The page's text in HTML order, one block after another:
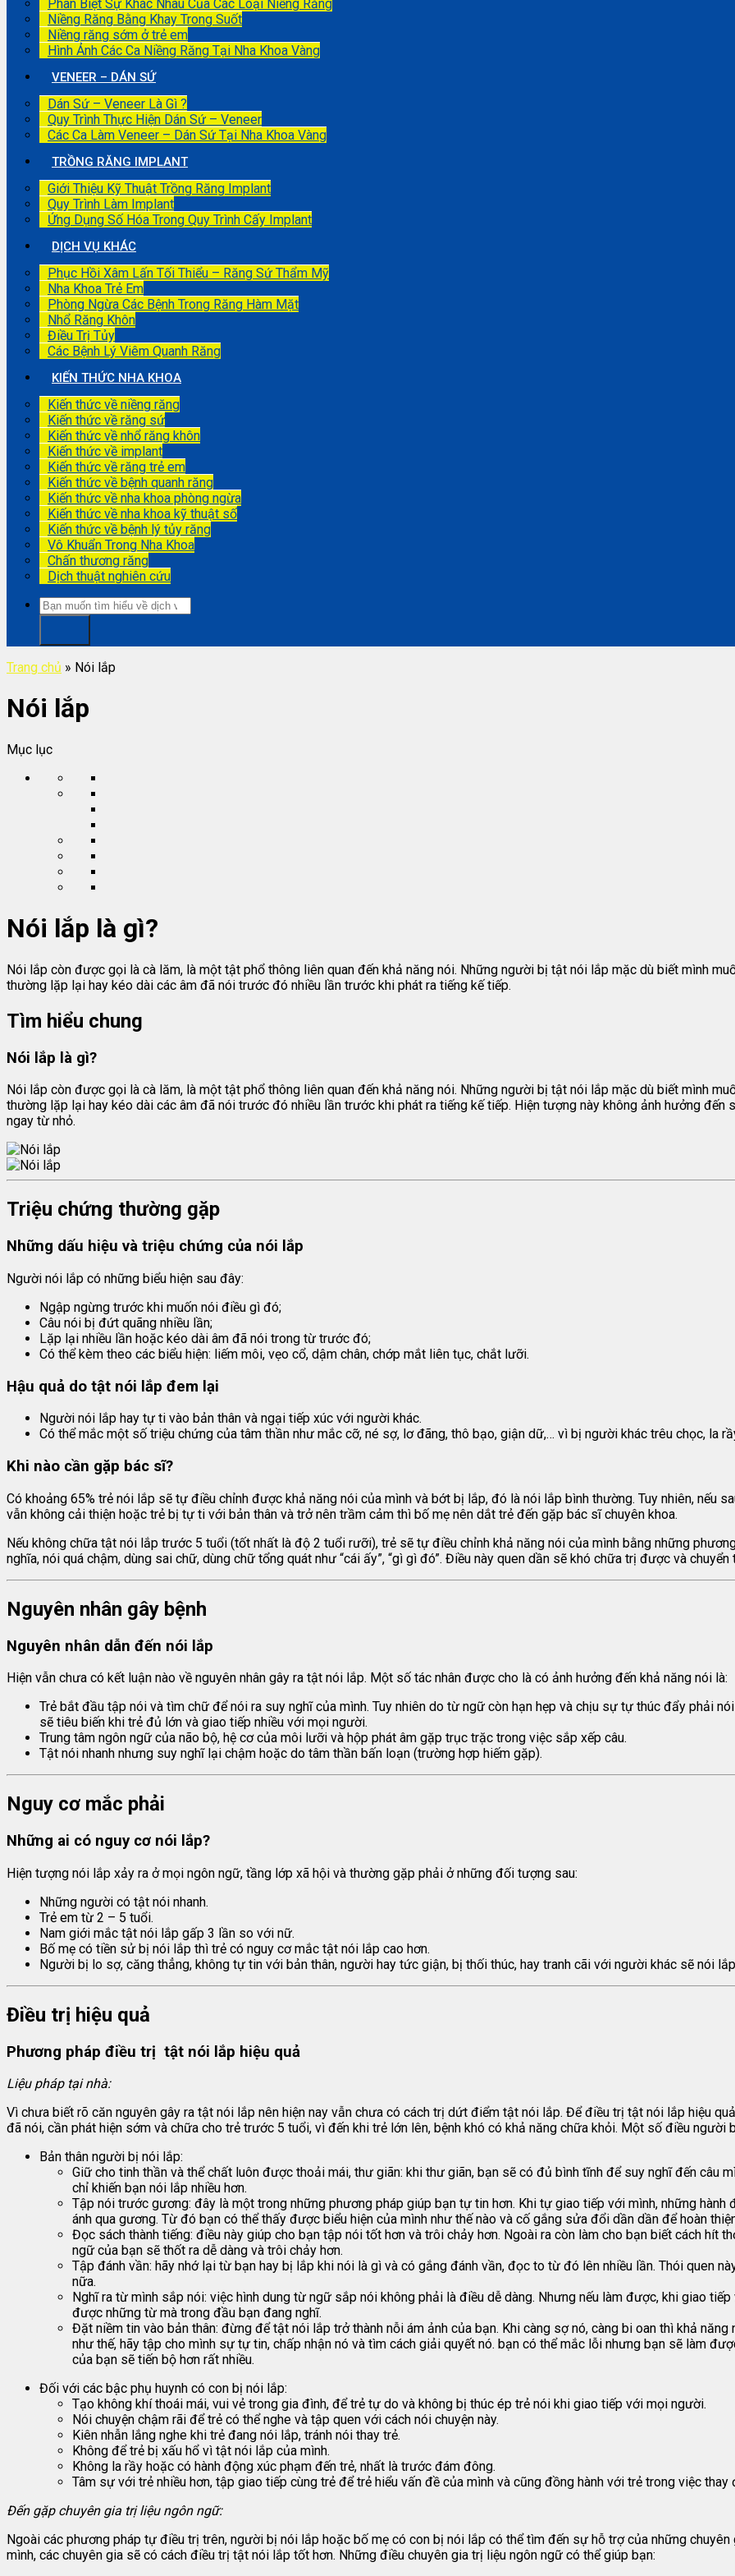
Phân Biệt Sự Khác Nhau Của Các Loại Niềng Răng
Niềng Răng Bằng Khay Trong Suốt
Niềng răng sớm ở trẻ em
Hình Ảnh Các Ca Niềng Răng Tại Nha Khoa Vàng
VENEER – DÁN SỨ
Dán Sứ – Veneer Là Gì ?
Quy Trình Thực Hiện Dán Sứ – Veneer
Các Ca Làm Veneer – Dán Sứ Tại Nha Khoa Vàng
TRỒNG RĂNG IMPLANT
Giới Thiệu Kỹ Thuật Trồng Răng Implant
Quy Trình Làm Implant
Ứng Dụng Số Hóa Trong Quy Trình Cấy Implant
DỊCH VỤ KHÁC
Phục Hồi Xâm Lấn Tối Thiểu – Răng Sứ Thẩm Mỹ
Nha Khoa Trẻ Em
Phòng Ngừa Các Bệnh Trong Răng Hàm Mặt
Nhổ Răng Khôn
Điều Trị Tủy
Các Bệnh Lý Viêm Quanh Răng
KIẾN THỨC NHA KHOA
Kiến thức về niềng răng
Kiến thức về răng sứ
Kiến thức về nhổ răng khôn
Kiến thức về implant
Kiến thức về răng trẻ em
Kiến thức về bệnh quanh răng
Kiến thức về nha khoa phòng ngừa
Kiến thức về nha khoa kỹ thuật số
Kiến thức về bệnh lý tủy răng
Vô Khuẩn Trong Nha Khoa
Chấn thương răng
Dịch thuật nghiên cứu
Trang chủ » Nói lắp
Nói lắp
Mục lục
Nói lắp là gì?
Nói lắp còn được gọi là cà lăm, là một tật phổ thông liên quan đến khả năng nói. Những người bị tật nói lắp mặc dù biết mình
thường lặp lại hay kéo dài các âm đã nói trước đó nhiều lần trước khi phát ra tiếng kế tiếp.
Tìm hiểu chung
Nói lắp là gì?
Nói lắp còn được gọi là cà lăm, là một tật phổ thông liên quan đến khả năng nói. Những người bị tật nói lắp mặc dù biết mình
thường lặp lại hay kéo dài các âm đã nói trước đó nhiều lần trước khi phát ra tiếng kế tiếp. Hiện tượng này không ảnh hưởng
ngay từ nhỏ.
Triệu chứng thường gặp
Những dấu hiệu và triệu chứng của nói lắp
Người nói lắp có những biểu hiện sau đây:
Ngập ngừng trước khi muốn nói điều gì đó;
Câu nói bị đứt quãng nhiều lần;
Lặp lại nhiều lần hoặc kéo dài âm đã nói trong từ trước đó;
Có thể kèm theo các biểu hiện: liếm môi, vẹo cổ, dậm chân, chớp mắt liên tục, chắt lưỡi.
Hậu quả do tật nói lắp đem lại
Người nói lắp hay tự ti vào bản thân và ngại tiếp xúc với người khác.
Có thể mắc một số triệu chứng của tâm thần như mắc cỡ, né sợ, lơ đãng, thô bạo, giận dữ,… vì bị người khác trêu chọc, la
Khi nào cần gặp bác sĩ?
Có khoảng 65% trẻ nói lắp sẽ tự điều chỉnh được khả năng nói của mình và bớt bị lắp, đó là nói lắp bình thường. Tuy nhiên, nếu
vẫn không cải thiện hoặc trẻ bị tự ti với bản thân và trở nên trầm cảm thì bố mẹ nên dắt trẻ đến gặp bác sĩ chuyên khoa.
Nếu không chữa tật nói lắp trước 5 tuổi (tốt nhất là độ 2 tuổi rưỡi), trẻ sẽ tự điều chỉnh khả năng nói của mình bằng những
nghĩa, nói quá chậm, dùng sai chữ, dùng chữ tổng quát như “cái ấy”, “gì gì đó”. Điều này quen dần sẽ khó chữa trị được và chuyển
Nguyên nhân gây bệnh
Nguyên nhân dẫn đến nói lắp
Hiện vẫn chưa có kết luận nào về nguyên nhân gây ra tật nói lắp. Một số tác nhân được cho là có ảnh hưởng đến khả năng nói là:
Trẻ bắt đầu tập nói và tìm chữ để nói ra suy nghĩ của mình. Tuy nhiên do từ ngữ còn hạn hẹp và chịu sự tự thúc đẩy phải
sẽ tiêu biến khi trẻ đủ lớn và giao tiếp nhiều với mọi người.
Trung tâm ngôn ngữ của não bộ, hệ cơ của môi lưỡi và hộp phát âm gặp trục trặc trong việc sắp xếp câu.
Tật nói nhanh nhưng suy nghĩ lại chậm hoặc do tâm thần bấn loạn (trường hợp hiếm gặp).
Nguy cơ mắc phải
Những ai có nguy cơ nói lắp?
Hiện tượng nói lắp xảy ra ở mọi ngôn ngữ, tầng lớp xã hội và thường gặp phải ở những đối tượng sau:
Những người có tật nói nhanh.
Trẻ em từ 2 – 5 tuổi.
Nam giới mắc tật nói lắp gấp 3 lần so với nữ.
Bố mẹ có tiền sử bị nói lắp thì trẻ có nguy cơ mắc tật nói lắp cao hơn.
Người bị lo sợ, căng thẳng, không tự tin với bản thân, người hay tức giận, bị thối thúc, hay tranh cãi với người khác sẽ nói
Điều trị hiệu quả
Phương pháp điều trị tật nói lắp hiệu quả
Liệu pháp tại nhà:
Vì chưa biết rõ căn nguyên gây ra tật nói lắp nên hiện nay vẫn chưa có cách trị dứt điểm tật nói lắp. Để điều trị tật nói lắp hiệu
đã nói, cần phát hiện sớm và chữa cho trẻ trước 5 tuổi, vì đến khi trẻ lớn lên, bệnh khó có khả năng chữa khỏi. Một số điều người
Bản thân người bị nói lắp:
Giữ cho tinh thần và thể chất luôn được thoải mái, thư giãn: khi thư giãn, bạn sẽ có đủ bình tĩnh để suy nghĩ đến câu
chỉ khiến bạn nói lắp nhiều hơn.
Tập nói trước gương: đây là một trong những phương pháp giúp bạn tự tin hơn. Khi tự giao tiếp với mình, những
ánh qua gương. Từ đó bạn có thể thấy được biểu hiện của mình như thế nào và cố gắng sửa đổi dần dần để hoàn
Đọc sách thành tiếng: điều này giúp cho bạn tập nói tốt hơn và trôi chảy hơn. Ngoài ra còn làm cho bạn biết cách hít
ngữ của bạn sẽ thốt ra dễ dàng và trôi chảy hơn.
Tập đánh vần: hãy nhớ lại từ bạn hay bị lắp khi nói là gì và có gắng đánh vần, đọc to từ đó lên nhiều lần. Thói quen
nữa.
Nghĩ ra từ mình sắp nói: việc hình dung từ ngữ sắp nói không phải là điều dễ dàng. Nhưng nếu làm được, khi giao
được những từ mà trong đầu bạn đang nghĩ.
Đặt niềm tin vào bản thân: đừng để tật nói lắp trở thành nỗi ám ảnh của bạn. Khi càng sợ nó, càng bi oan thì khả
như thế, hãy tập cho mình sự tự tin, chấp nhận nó và tìm cách giải quyết nó. bạn có thể mắc lỗi nhưng bạn sẽ làm
của bạn sẽ tiến bộ hơn rất nhiều.
Đối với các bậc phụ huynh có con bị nói lắp:
Tạo không khí thoái mái, vui vẻ trong gia đình, để trẻ tự do và không bị thúc ép trẻ nói khi giao tiếp với mọi người.
Nói chuyện chậm rãi để trẻ có thể nghe và tập quen với cách nói chuyện này.
Kiên nhẫn lắng nghe khi trẻ đang nói lắp, tránh nói thay trẻ.
Không để trẻ bị xấu hổ vì tật nói lắp của mình.
Không la rầy hoặc có hành động xúc phạm đến trẻ, nhất là trước đám đông.
Tâm sự với trẻ nhiều hơn, tập giao tiếp cùng trẻ để trẻ hiểu vấn đề của mình và cũng đồng hành với trẻ trong việc
Đến gặp chuyên gia trị liệu ngôn ngữ:
Ngoài các phương pháp tự điều trị trên, người bị nói lắp hoặc bố mẹ có con bị nói lắp có thể tìm đến sự hỗ trợ của những
mình, các chuyên gia sẽ có cách điều trị tật nói lắp tốt hơn. Những điều chuyên gia trị liệu ngôn ngữ có thể giúp bạn: